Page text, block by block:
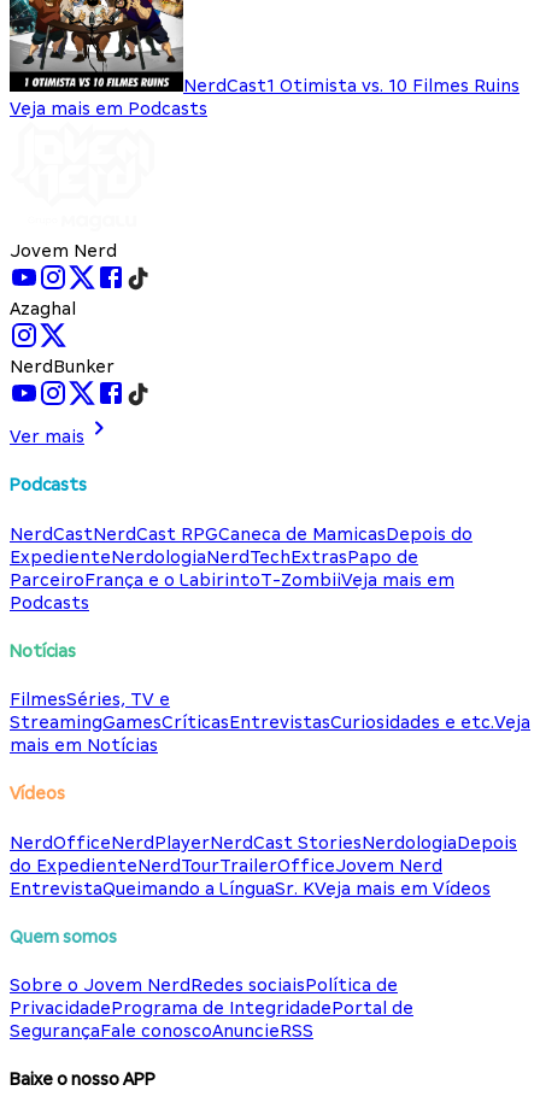
NerdCast1 Otimista vs. 10 Filmes Ruins
Veja mais em Podcasts
Jovem Nerd
Azaghal
NerdBunker
Ver mais
Podcasts
NerdCastNerdCast RPGCaneca de MamicasDepois do
ExpedienteNerdologiaNerdTechExtrasPapo de
ParceiroFrança e o LabirintoT-ZombiiVeja mais em
Podcasts
Notícias
FilmesSéries, TV e
StreamingGamesCríticasEntrevistasCuriosidades e etc.Veja
mais em Notícias
Vídeos
NerdOfficeNerdPlayerNerdCast StoriesNerdologiaDepois
do ExpedienteNerdTourTrailerOfficeJovem Nerd
EntrevistaQueimando a LínguaSr. KVeja mais em Vídeos
Quem somos
Sobre o Jovem NerdRedes sociaisPolítica de
PrivacidadePrograma de IntegridadePortal de
SegurançaFale conoscoAnuncieRSS
Baixe o nosso APP